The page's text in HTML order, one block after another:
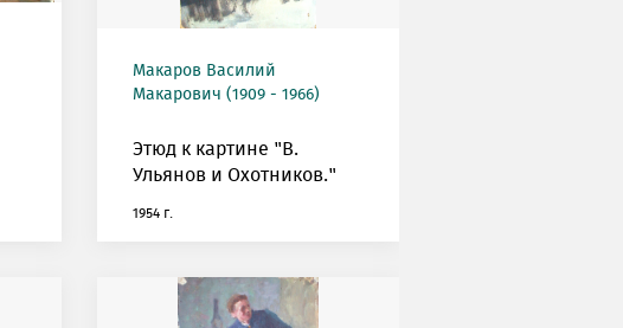
Макаров Василий
Макарович (1909 - 1966)
Этюд к картине "В.
Ульянов и Охотников."
1954 г.